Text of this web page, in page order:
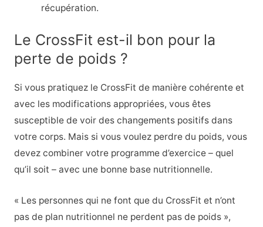
récupération.
Le CrossFit est-il bon pour la
perte de poids ?
Si vous pratiquez le CrossFit de manière cohérente et
avec les modifications appropriées, vous êtes
susceptible de voir des changements positifs dans
votre corps. Mais si vous voulez perdre du poids, vous
devez combiner votre programme d’exercice – quel
qu’il soit – avec une bonne base nutritionnelle.
« Les personnes qui ne font que du CrossFit et n’ont
pas de plan nutritionnel ne perdent pas de poids »,